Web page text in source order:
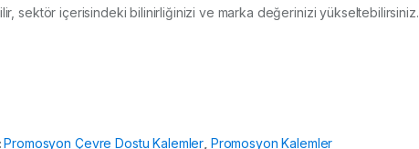
sektör içerisindeki bilinirliğinizi ve marka değerinizi yükseltebilirsiniz.
Promosyon Çevre Dostu Kalemler Promosyon Kalemler